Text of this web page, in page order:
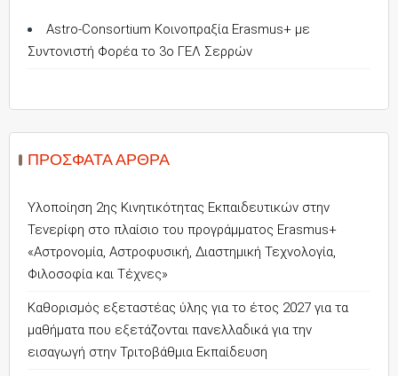
Astro-Consortium Κοινοπραξία Erasmus+ με
Συντονιστή Φορέα το 3ο ΓΕΛ Σερρών
ΠΡΌΣΦΑΤΑ ΆΡΘΡΑ
Υλοποίηση 2ης Κινητικότητας Εκπαιδευτικών στην
Τενερίφη στο πλαίσιο του προγράμματος Erasmus+
«Αστρονομία, Αστροφυσική, Διαστημική Τεχνολογία,
Φιλοσοφία και Τέχνες»
Καθορισμός εξεταστέας ύλης για το έτος 2027 για τα
μαθήματα που εξετάζονται πανελλαδικά για την
εισαγωγή στην Τριτοβάθμια Εκπαίδευση